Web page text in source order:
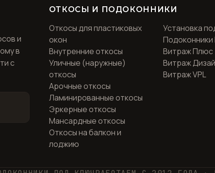
и
в
с
ОТКОСЫ И ПОДОКОННИКИ
Откосы для пластиковых
окон
Внутренние откосы
Уличные (наружные)
откосы
Арочные откосы
Ламинированные откосы
Эркерные откосы
Мансардные откосы
Откосы на балкон и
лоджию
Установка
Подоконники
Витраж Плюс
Витраж
Витраж VPL